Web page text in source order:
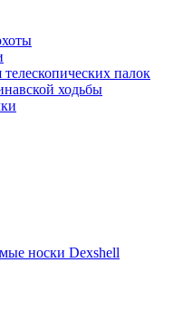
палок
ходьбы
носки Dexshell